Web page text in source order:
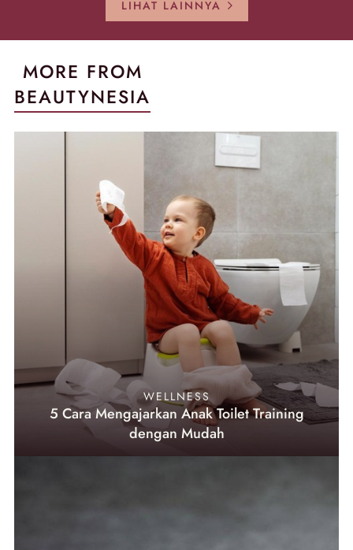
LIHAT LAINNYA
MORE FROM
BEAUTYNESIA
WELLNESS
5 Cara Mengajarkan Anak Toilet Training
dengan Mudah